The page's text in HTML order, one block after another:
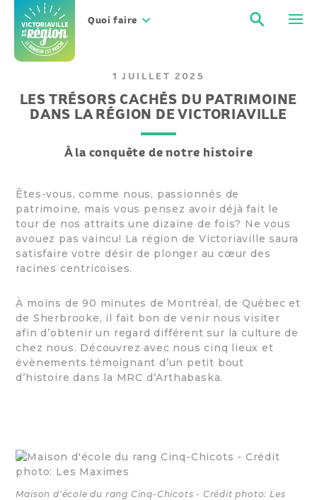
contenu
Quoi faire
1 JUILLET 2025
LES TRÉSORS CACHÉS DU PATRIMOINE
DANS LA RÉGION DE VICTORIAVILLE
À la conquête de notre histoire
Êtes-vous, comme nous, passionnés de
patrimoine, mais vous pensez avoir déjà fait le
tour de nos attraits une dizaine de fois? Ne vous
avouez pas vaincu! La région de Victoriaville saura
satisfaire votre désir de plonger au cœur des
racines centricoises.
À moins de 90 minutes de Montréal, de Québec et
de Sherbrooke, il fait bon de venir nous visiter
afin d’obtenir un regard différent sur la culture de
chez nous. Découvrez avec nous cinq lieux et
évènements témoignant d’un petit bout
d’histoire dans la MRC d’Arthabaska.
Maison d'école du rang Cinq-Chicots - Crédit photo: Les